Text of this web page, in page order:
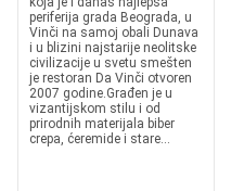
periferija grada Beograda, u
Vinči na samoj obali Dunava
i u blizini najstarije neolitske
civilizacije u svetu smešten
je restoran Da Vinči otvoren
2007 godine.Građen je u
vizantijskom stilu i od
prirodnih materijala biber
crepa, ćeremide i stare...